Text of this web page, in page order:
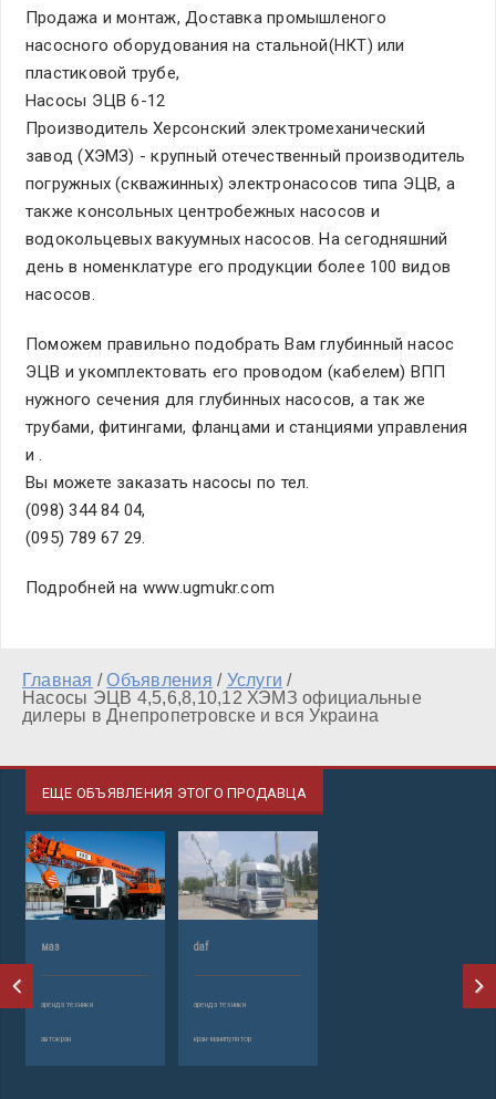
Продажа и монтаж, Доставка промышленого
насосного оборудования на стальной(НКТ) или
пластиковой трубе,
Насосы ЭЦВ 6-12
Производитель Херсонский электромеханический
завод (ХЭМЗ) - крупный отечественный производитель
погружных (скважинных) электронасосов типа ЭЦВ, а
также консольных центробежных насосов и
водокольцевых вакуумных насосов. На сегодняшний
день в номенклатуре его продукции более 100 видов
насосов.
Поможем правильно подобрать Вам глубинный насос
ЭЦВ и укомплектовать его проводом (кабелем) ВПП
нужного сечения для глубинных насосов, а так же
трубами, фитингами, фланцами и станциями управления
и .
Вы можете заказать насосы по тел.
(098) 344 84 04,
(095) 789 67 29.
Подробней на www.ugmukr.com
Главная /Объявления / Услуги /
Насосы ЭЦВ 4,5,6,8,10,12 ХЭМЗ официальные
дилеры в Днепропетровске и вся Украина
ЕЩЕ ОБЪЯВЛЕНИЯ ЭТОГО ПРОДАВЦА
маз
аренда техники
автокран
daf
аренда техники
кран-манипулятор